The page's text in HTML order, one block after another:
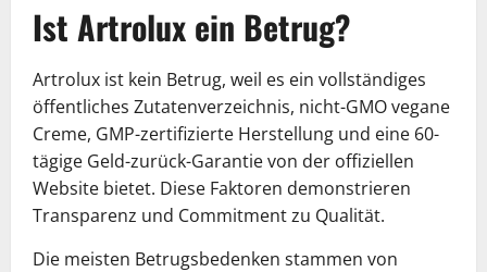
Ist Artrolux ein Betrug?
Artrolux ist kein Betrug, weil es ein vollständiges
öffentliches Zutatenverzeichnis, nicht-GMO vegane
Creme, GMP-zertifizierte Herstellung und eine 60-
tägige Geld-zurück-Garantie von der offiziellen
Website bietet. Diese Faktoren demonstrieren
Transparenz und Commitment zu Qualität.
Die meisten Betrugsbedenken stammen von